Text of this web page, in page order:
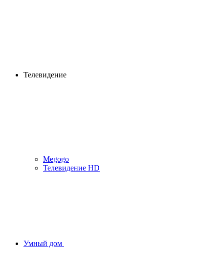
Телевидение
Megogo
Телевидение HD
Умный дом